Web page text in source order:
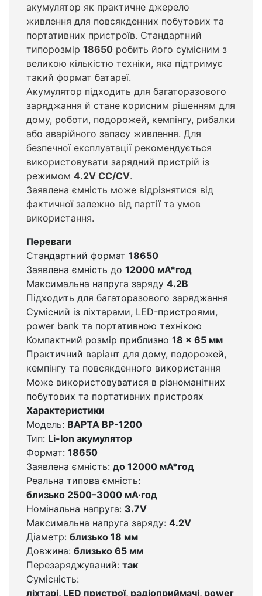
акумулятор як практичне джерело
живлення для повсякденних побутових та
портативних пристроїв. Стандартний
типорозмір 18650 робить його сумісним з
великою кількістю техніки, яка підтримує
такий формат батареї.
Акумулятор підходить для багаторазового
заряджання й стане корисним рішенням для
дому, роботи, подорожей, кемпінгу, рибалки
або аварійного запасу живлення. Для
безпечної експлуатації рекомендується
використовувати зарядний пристрій із
режимом 4.2V CC/CV.
Заявлена ємність може відрізнятися від
фактичної залежно від партії та умов
використання.
Переваги
Стандартний формат 18650
Заявлена ємність до 12000 мА*год
Максимальна напруга заряду 4.2В
Підходить для багаторазового заряджання
Сумісний із ліхтарами, LED-пристроями,
power bank та портативною технікою
Компактний розмір приблизно 18 × 65 мм
Практичний варіант для дому, подорожей,
кемпінгу та повсякденного використання
Може використовуватися в різноманітних
побутових та портативних пристроях
Характеристики
Модель: BAPTA BP-1200
Тип: Li-Ion акумулятор
Формат: 18650
Заявлена ємність: до 12000 мА*год
Реальна типова ємність:
близько 2500–3000 мА·год
Номінальна напруга: 3.7V
Максимальна напруга заряду: 4.2V
Діаметр: близько 18 мм
Довжина: близько 65 мм
Перезаряджуваний: так
Сумісність:
ліхтарі, LED пристрої, радіоприймачі, power